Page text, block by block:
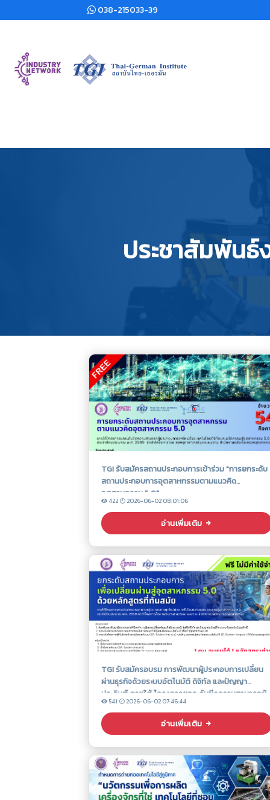
038-215033-39
ประชาสัมพัน
TGI รับสมัครสถานประกอบการเข้าร่วม "การยกระดับ
สถานประกอบการอุตสาหกรรมตามแนวคิด
อุตสาหกรรม 5.0"
422 2026-06-02 08:01:06
อ่านเพิ่มเติม
TGI รับสมัครอบรม การพัฒนาผู้ประกอบการเปลี่ยน
ผ่านธุรกิจด้วยระบบอัตโนมัติ ดิจิทัล และปัญญา
ประดิษฐ์ ภายใต้ โครงการยกระดับขีดความสามารถผู้
ประกอบการยุคใหม่ด้วยเทคโนโลยี ดิจิทัล และ
นวัตกรรมสู่อุตสาหกรรม 5.0
541 2026-06-02 07:46:44
อ่านเพิ่มเติม